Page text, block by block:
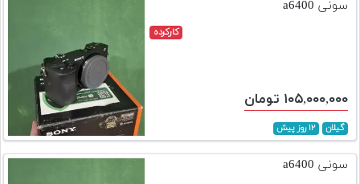
سونی a6400
کارکرده
۱۰۵,۰۰۰,۰۰۰ تومان
گیلان ۱۲ روز پیش
سونی a6400